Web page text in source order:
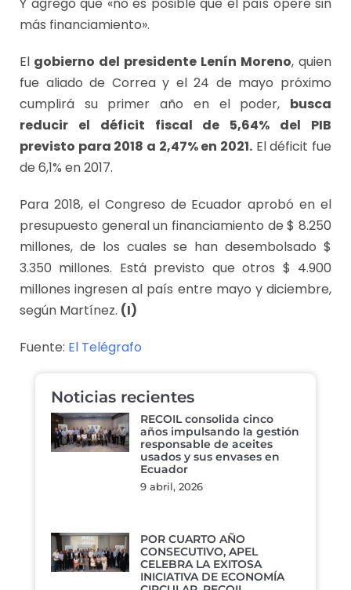
Y agregó que «no es posible que el país opere sin
más financiamiento».
El gobierno del presidente Lenín Moreno, quien
fue aliado de Correa y el 24 de mayo próximo
cumplirá su primer año en el poder, busca
reducir el déficit fiscal de 5,64% del PIB
previsto para 2018 a 2,47% en 2021. El déficit fue
de 6,1% en 2017.
Para 2018, el Congreso de Ecuador aprobó en el
presupuesto general un financiamiento de $ 8.250
millones, de los cuales se han desembolsado $
3.350 millones. Está previsto que otros $ 4.900
millones ingresen al país entre mayo y diciembre,
según Martínez. (I)
Fuente: El Telégrafo
Noticias recientes
RECOIL consolida cinco
años impulsando la gestión
responsable de aceites
usados y sus envases en
Ecuador
9 abril, 2026
POR CUARTO AÑO
CONSECUTIVO, APEL
CELEBRA LA EXITOSA
INICIATIVA DE ECONOMÍA